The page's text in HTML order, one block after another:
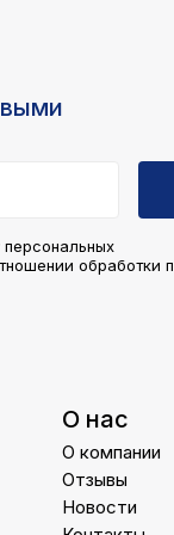
О нас
О компании
Отзывы
Новости
обработки